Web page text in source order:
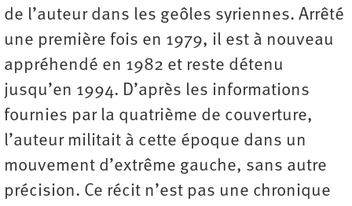
de l’auteur dans les geôles syriennes. Arrêté
une première fois en 1979, il est à nouveau
appréhendé en 1982 et reste détenu
jusqu’en 1994. D’après les informations
fournies par la quatrième de couverture,
l’auteur militait à cette époque dans un
mouvement d’extrême gauche, sans autre
précision. Ce récit n’est pas une chronique